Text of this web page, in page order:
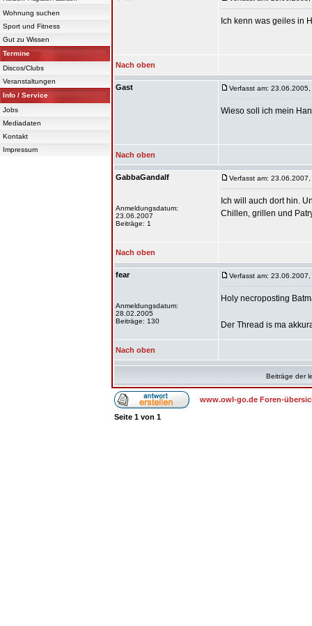
Wohnung suchen
Sport und Fitness
Gut zu Wissen
Termine
Discos/Clubs
Veranstaltungen
Info / Service
Jobs
Mediadaten
Kontakt
Impressum
Ich kenn was geiles in
Nach oben
Gast Verfasst am:
Wieso soll ich mein
Nach oben
GabbaGandalf
Anmeldungsdatum:
23.06.2007
Beiträge: 1
Verfasst am:
Ich will auch dort hin.
Chillen, grillen und
Nach oben
fear
Anmeldungsdatum:
28.02.2005
Beiträge: 130
Verfasst am:
Holy necroposting
Der Thread is ma
Nach oben
Beiträge der
www.owl-go.de Foren-
Seite 1 von 1